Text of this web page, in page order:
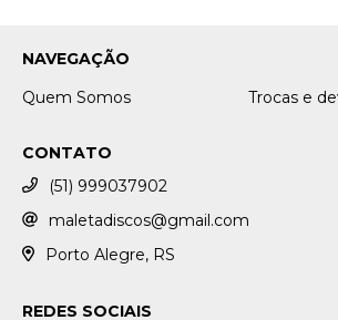
NAVEGAÇÃO
Quem Somos
Trocas e
CONTATO
(51) 999037902
maletadiscos@gmail.com
Porto Alegre, RS
REDES SOCIAIS